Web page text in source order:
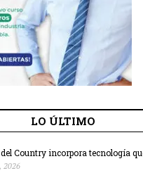
LO ÚLTIMO
Country incorpora tecnología
2026